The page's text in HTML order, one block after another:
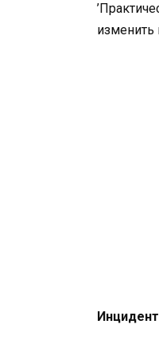
изменить
Инцидент